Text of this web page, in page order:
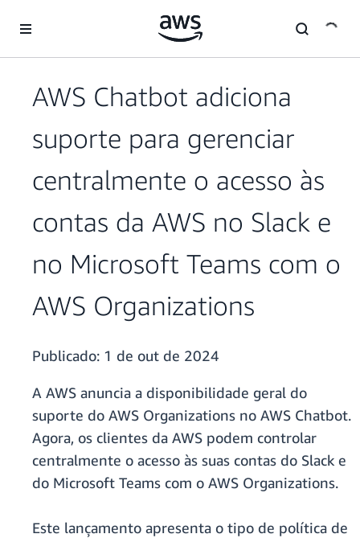
Pular para o conteúdo principal
AWS Chatbot adiciona
suporte para gerenciar
centralmente o acesso às
contas da AWS no Slack e
no Microsoft Teams com o
AWS Organizations
Publicado: 1 de out de 2024
A AWS anuncia a disponibilidade geral do
suporte do AWS Organizations no AWS Chatbot.
Agora, os clientes da AWS podem controlar
centralmente o acesso às suas contas do Slack e
do Microsoft Teams com o AWS Organizations.
Este lançamento apresenta o tipo de política de